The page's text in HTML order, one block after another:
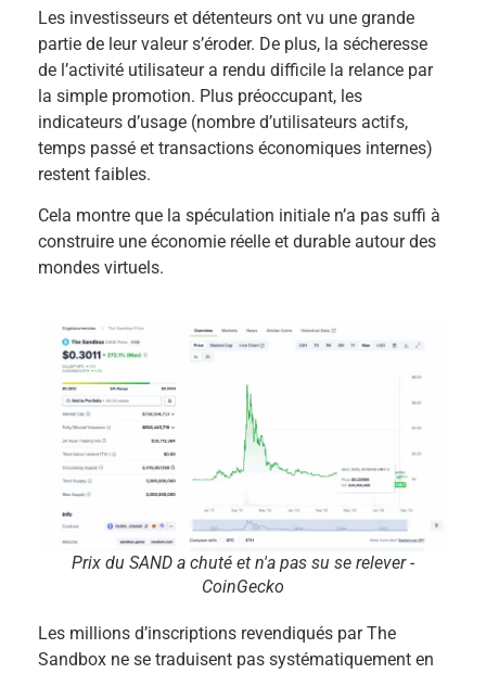
Les investisseurs et détenteurs ont vu une grande
partie de leur valeur s’éroder. De plus, la sécheresse
de l’activité utilisateur a rendu difficile la relance par
la simple promotion. Plus préoccupant, les
indicateurs d’usage (nombre d’utilisateurs actifs,
temps passé et transactions économiques internes)
restent faibles.
Cela montre que la spéculation initiale n’a pas suffi à
construire une économie réelle et durable autour des
mondes virtuels.
Prix du SAND a chuté et n'a pas su se relever -
CoinGecko
Les millions d’inscriptions revendiqués par The
Sandbox ne se traduisent pas systématiquement en